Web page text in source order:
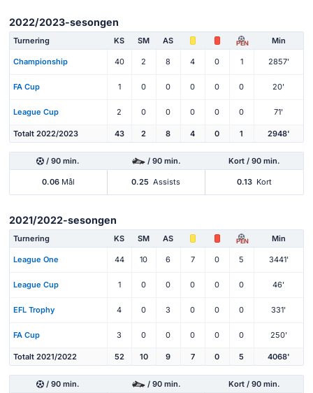
2022/2023-sesongen
Turnering KS SM AS PEN Min
Championship 40 2 8 4 0 1 2857'
FA Cup 1 0 0 0 0 0 20'
League Cup 2 0 0 0 0 0 71'
Totalt 2022/2023 43 2 8 4 0 1 2948'
/ 90 min. / 90 min. Kort / 90 min.
0.06Mål 0.25 Assists 0.13 Kort
2021/2022-sesongen
Turnering KS SM AS PEN Min
League One 44 10 6 7 0 5 3441'
League Cup 1 0 0 0 0 0 46'
EFL Trophy 4 0 3 0 0 0 331'
FA Cup 3 0 0 0 0 0 250'
Totalt 2021/2022 52 10 9 7 0 5 4068'
/ 90 min. / 90 min. Kort / 90 min.